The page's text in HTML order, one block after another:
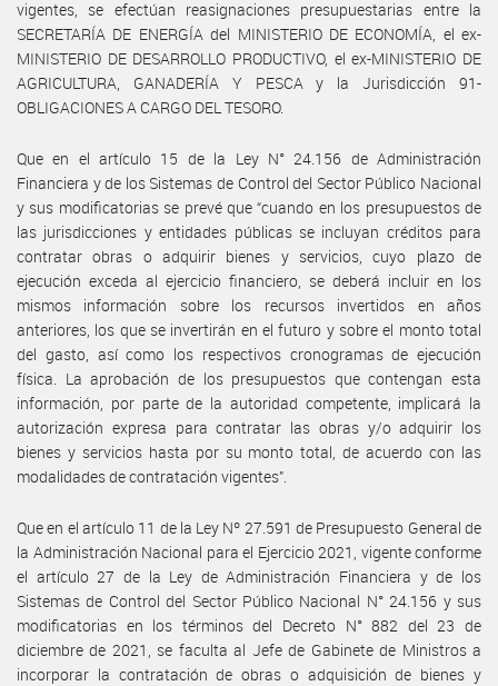
vigentes, se efectúan reasignaciones presupuestarias entre la
SECRETARÍA DE ENERGÍA del MINISTERIO DE ECONOMÍA, el ex-
MINISTERIO DE DESARROLLO PRODUCTIVO, el ex-MINISTERIO DE
AGRICULTURA, GANADERÍA Y PESCA y la Jurisdicción 91-
OBLIGACIONES A CARGO DEL TESORO.
Que en el artículo 15 de la Ley N° 24.156 de Administración
Financiera y de los Sistemas de Control del Sector Público Nacional
y sus modificatorias se prevé que “cuando en los presupuestos de
las jurisdicciones y entidades públicas se incluyan créditos para
contratar obras o adquirir bienes y servicios, cuyo plazo de
ejecución exceda al ejercicio financiero, se deberá incluir en los
mismos información sobre los recursos invertidos en años
anteriores, los que se invertirán en el futuro y sobre el monto total
del gasto, así como los respectivos cronogramas de ejecución
física. La aprobación de los presupuestos que contengan esta
información, por parte de la autoridad competente, implicará la
autorización expresa para contratar las obras y/o adquirir los
bienes y servicios hasta por su monto total, de acuerdo con las
modalidades de contratación vigentes”.
Que en el artículo 11 de la Ley Nº 27.591 de Presupuesto General de
la Administración Nacional para el Ejercicio 2021, vigente conforme
el artículo 27 de la Ley de Administración Financiera y de los
Sistemas de Control del Sector Público Nacional N° 24.156 y sus
modificatorias en los términos del Decreto N° 882 del 23 de
diciembre de 2021, se faculta al Jefe de Gabinete de Ministros a
incorporar la contratación de obras o adquisición de bienes y